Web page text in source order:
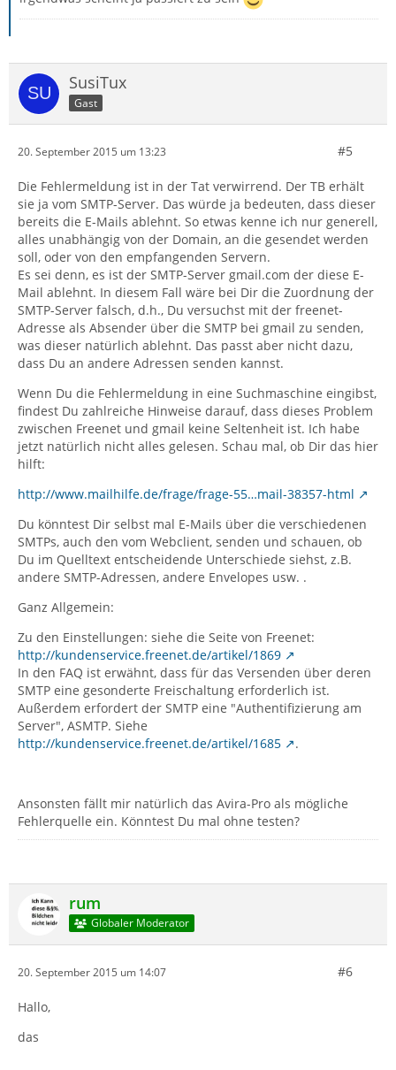
SusiTux
Gast
20. September 2015 um 13:23 #5
Die Fehlermeldung ist in der Tat verwirrend. Der TB erhält
sie ja vom SMTP-Server. Das würde ja bedeuten, dass dieser
bereits die E-Mails ablehnt. So etwas kenne ich nur generell,
alles unabhängig von der Domain, an die gesendet werden
soll, oder von den empfangenden Servern.
Es sei denn, es ist der SMTP-Server gmail.com der diese E-
Mail ablehnt. In diesem Fall wäre bei Dir die Zuordnung der
SMTP-Server falsch, d.h., Du versuchst mit der freenet-
Adresse als Absender über die SMTP bei gmail zu senden,
was dieser natürlich ablehnt. Das passt aber nicht dazu,
dass Du an andere Adressen senden kannst.
Wenn Du die Fehlermeldung in eine Suchmaschine eingibst,
findest Du zahlreiche Hinweise darauf, dass dieses Problem
zwischen Freenet und gmail keine Seltenheit ist. Ich habe
jetzt natürlich nicht alles gelesen. Schau mal, ob Dir das hier
hilft:
http://www.mailhilfe.de/frage/frage-55…mail-38357-html
Du könntest Dir selbst mal E-Mails über die verschiedenen
SMTPs, auch den vom Webclient, senden und schauen, ob
Du im Quelltext entscheidende Unterschiede siehst, z.B.
andere SMTP-Adressen, andere Envelopes usw. .
Ganz Allgemein:
Zu den Einstellungen: siehe die Seite von Freenet:
http://kundenservice.freenet.de/artikel/1869
In den FAQ ist erwähnt, dass für das Versenden über deren
SMTP eine gesonderte Freischaltung erforderlich ist.
Außerdem erfordert der SMTP eine "Authentifizierung am
Server", ASMTP. Siehe
http://kundenservice.freenet.de/artikel/1685
.
Ansonsten fällt mir natürlich das Avira-Pro als mögliche
Fehlerquelle ein. Könntest Du mal ohne testen?
rum
Globaler Moderator
20. September 2015 um 14:07 #6
Hallo,
das